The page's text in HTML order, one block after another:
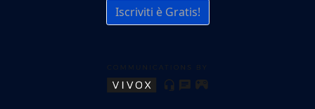
Iscriviti è Gratis!